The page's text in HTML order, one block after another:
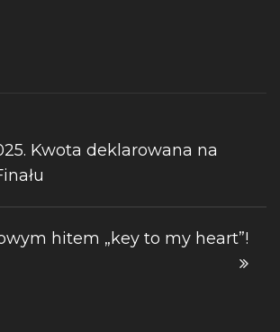
Kwota deklarowana na
hitem „key to my heart”!